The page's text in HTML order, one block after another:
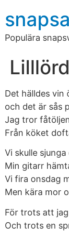
Populära
Det hälldes vin
och det är sås
Jag tror
Från köket
Vi skulle sjunga
Min gitarr
Vi fira onsdag
Men kära mor
För trots att
Och trots en